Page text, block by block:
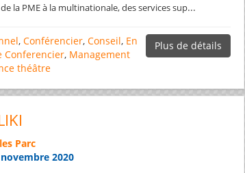
la PME à la multinationale, des services sup...
Plus de détails
, Conférencier, Conseil, En
Conferencier, Management
théâtre
Parc
2020